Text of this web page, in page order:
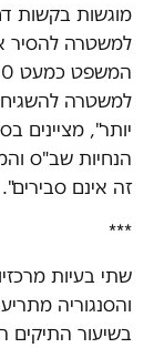
מוגשות בקשות
למשטרה להסיר
למשטרה
יותר", מציינים
הנחיות שב"ס
זה אינם סבירים".
***
שתי בעיות
והסנגוריה
בשיעור התיקים